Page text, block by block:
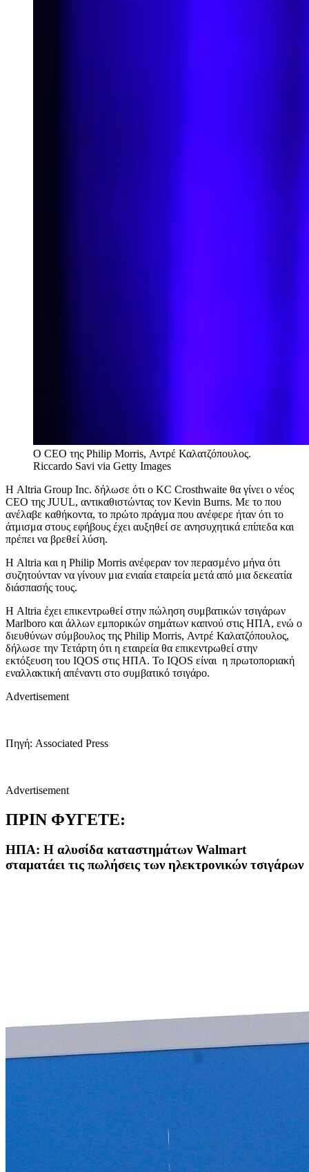
O CEO της Philip Morris, Αντρέ Καλατζόπουλος.
Riccardo Savi via Getty Images
Η Altria Group Inc. δήλωσε ότι ο KC Crosthwaite θα γίνει ο νέος
CEO της JUUL, αντικαθιστώντας τον Kevin Burns. Με το που
ανέλαβε καθήκοντα, το πρώτο πράγμα που ανέφερε ήταν ότι το
άτμισμα στους εφήβους έχει αυξηθεί σε ανησυχητικά επίπεδα και
πρέπει να βρεθεί λύση.
Η Altria και η Philip Morris ανέφεραν τον περασμένο μήνα ότι
συζητούνταν να γίνουν μια ενιαία εταιρεία μετά από μια δεκεατία
διάσπασής τους.
Η Altria έχει επικεντρωθεί στην πώληση συμβατικών τσιγάρων
Marlboro και άλλων εμπορικών σημάτων καπνού στις ΗΠΑ, ενώ ο
διευθύνων σύμβουλος της Philip Morris, Αντρέ Καλατζόπουλος,
δήλωσε την Τετάρτη ότι η εταιρεία θα επικεντρωθεί στην
εκτόξευση του IQOS στις ΗΠΑ. Το IQOS είναι η πρωτοποριακή
εναλλακτική απέναντι στο συμβατικό τσιγάρo.
Advertisement
Πηγή: Associated Press
Advertisement
ΠΡΙΝ ΦΥΓΕΤΕ:
ΗΠΑ: Η αλυσίδα καταστημάτων Walmart
σταματάει τις πωλήσεις των ηλεκτρονικών τσιγάρων